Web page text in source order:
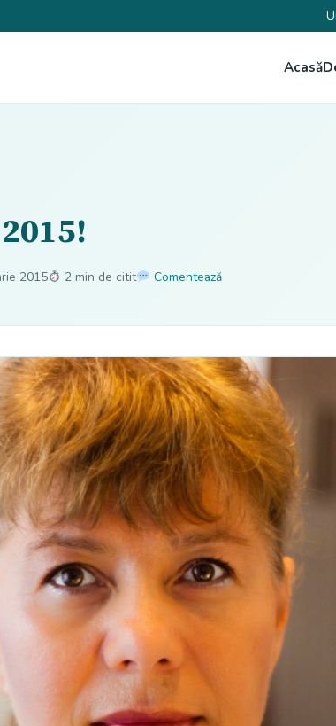
Acasă
2015 2 min de citit Comentează